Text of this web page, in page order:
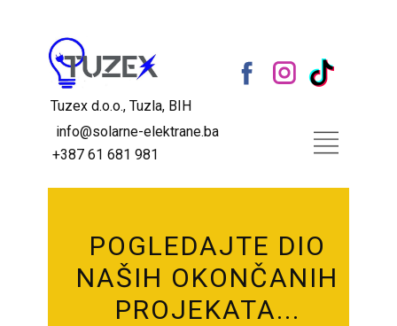
info@solarne-elektrane.ba
+387 61 681 981
Tuzex d.o.o., Tuzla, BIH
POGLEDAJTE DIO
NAŠIH OKONČ​ANIH
PROJEKATA...